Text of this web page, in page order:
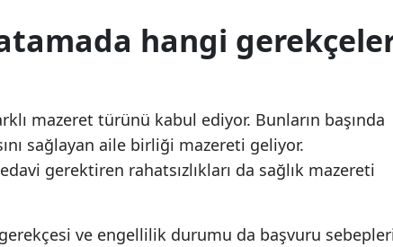
Nevşehir
Ordu
Rize
Samsun
hangi
mazeret türünü kabul ediyor. Bunların başında
sağlayan aile birliği mazereti geliyor.
gerektiren rahatsızlıkları da sağlık mazereti
ve engellilik durumu da başvuru